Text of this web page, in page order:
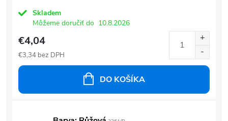
Skladem
Môžeme doručiť do 10.8.2026
€4,04
€3,34 bez DPH
DO KOŠÍKA